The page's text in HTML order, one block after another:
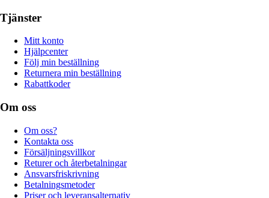
Tjänster
Mitt konto
Hjälpcenter
Följ min beställning
Returnera min beställning
Rabattkoder
Om oss
Om oss?
Kontakta oss
Försäljningsvillkor
Returer och återbetalningar
Ansvarsfriskrivning
Betalningsmetoder
Priser och leveransalternativ